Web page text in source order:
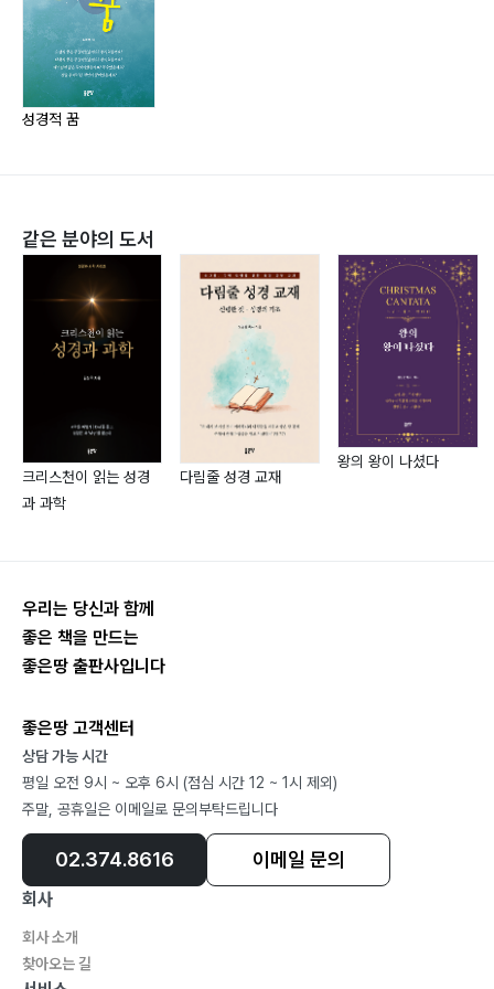
Chapter 4
남을 돕고자 하는 꿈의 영역 ‘결국 영혼구원을 돕는
것’131
꿈꾸는 자로 살기145
1) 남을 돕고자 하는 꿈, 그 꿈을 실제로 이루는 삶146
2) 꿈꾸는 자의 삶 ‘최소한의 섬김’150
3) 꿈꾸는 자의 삶 ‘주야말씀묵상’161
4) 꿈꾸는 자의 삶 ‘흘려보내기’179
5) 꿈꾸는 자의 삶 ‘시간의 드림’189
Chapter 6
꿈의 결과는 하나님께195
Chapter 7
부록(미국비전트립)215
1) 미국비전트립217
성경적 꿈
같은 분야의 도서
크리스천이 읽는 성경
과 과학
다림줄 성경 교재
왕의 왕이 나셨다
우리는 당신과 함께
좋은 책을 만드는
좋은땅 출판사입니다
좋은땅 고객센터
상담 가능 시간
평일 오전 9시 ~ 오후 6시 (점심 시간 12 ~ 1시 제외)
주말, 공휴일은 이메일로 문의부탁드립니다
02.374.8616 이메일 문의
회사
회사 소개
찾아오는 길